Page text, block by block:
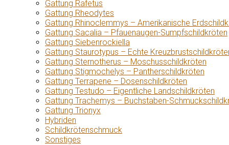
Gattung Rafetus
Gattung Rheodytes
Gattung Rhinoclemmys – Amerikanische
Gattung Sacalia – Pfauenaugen-Sumpfschildkröten
Gattung Siebenrockiella
Gattung Staurotypus – Echte
Gattung Sternotherus – Moschusschildkröten
Gattung Stigmochelys – Pantherschildkröten
Gattung Terrapene – Dosenschildkröten
Gattung Testudo – Eigentliche Landschildkröten
Gattung Trachemys – Buchstaben-
Gattung Trionyx
Hybriden
Schildkrötenschmuck
Sonstiges